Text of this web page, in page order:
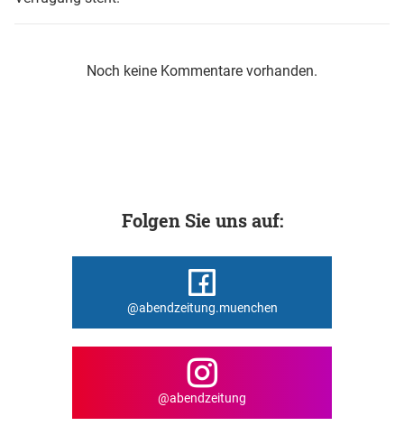
Noch keine Kommentare vorhanden.
Folgen Sie uns auf:
@abendzeitung.muenchen
@abendzeitung